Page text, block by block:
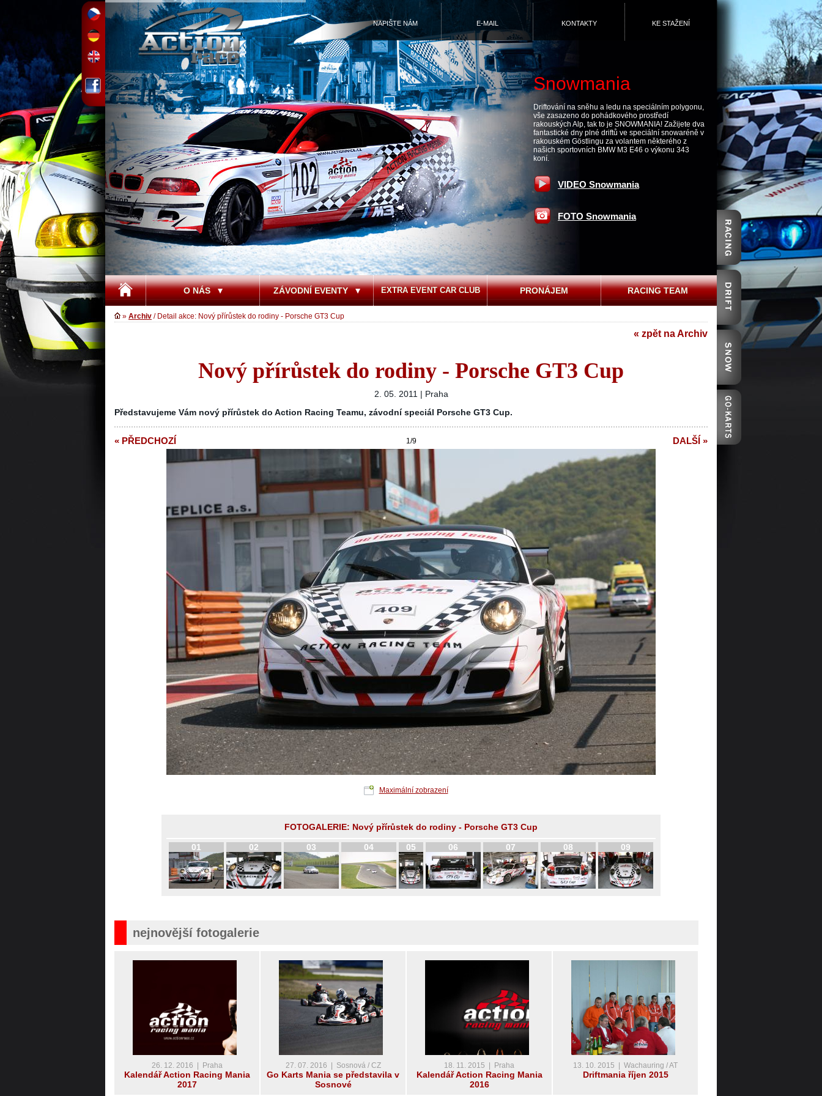
NAPIŠTE NÁM E-MAIL KONTAKTY KE STAŽENÍ
Snowmania
Driftování na sněhu a ledu na speciálním polygonu,
vše zasazeno do pohádkového prostředí
rakouských Alp, tak to je SNOWMANIA! Zažijete dva
fantastické dny plné driftů ve speciální snowaréně v
rakouském Göstlingu za volantem některého z
našich sportovních BMW M3 E46 o výkonu 343
koní.
VIDEO Snowmania
FOTO Snowmania
O NÁS ZÁVODNÍ EVENTY EXTRA EVENT CAR CLUB PRONÁJEM RACING TEAM
» Archiv / Detail akce: Nový přírůstek do rodiny - Porsche GT3 Cup
« zpět na Archiv
Nový přírůstek do rodiny - Porsche GT3 Cup
2. 05. 2011 | Praha
Představujeme Vám nový přírůstek do Action Racing Teamu, závodní speciál Porsche GT3 Cup.
1/9
« PŘEDCHOZÍ DALŠÍ »
Maximální zobrazení
FOTOGALERIE: Nový přírůstek do rodiny - Porsche GT3 Cup
01 02 03 04 05 06 07 08 09
nejnovější fotogalerie
26. 12. 2016 | Praha
Kalendář Action Racing Mania
2017
27. 07. 2016 | Sosnová / CZ
Go Karts Mania se představila v
Sosnové
18. 11. 2015 | Praha
Kalendář Action Racing Mania
2016
13. 10. 2015 | Wachauring / AT
Driftmania říjen 2015